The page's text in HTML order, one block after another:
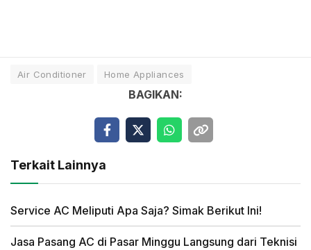
Air Conditioner Home Appliances
BAGIKAN:
Terkait Lainnya
Service AC Meliputi Apa Saja? Simak Berikut Ini!
Jasa Pasang AC di Pasar Minggu Langsung dari Teknisi